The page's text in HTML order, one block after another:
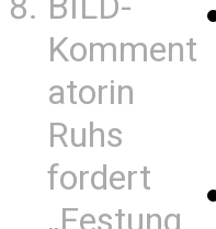
Komment
atorin
Ruhs
fordert
„Festung